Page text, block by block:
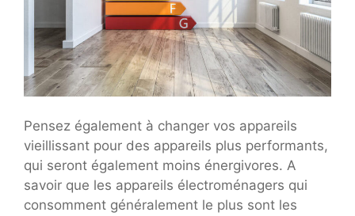
Pensez également à changer vos appareils
vieillissant pour des appareils plus performants,
qui seront également moins énergivores. A
savoir que les appareils électroménagers qui
consomment généralement le plus sont les